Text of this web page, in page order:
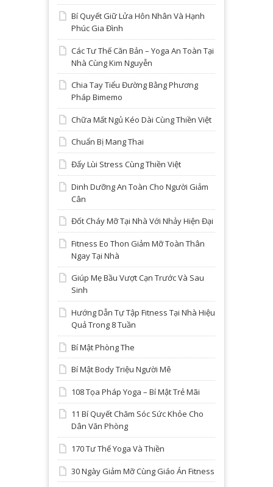
Bí Quyết Giữ Lửa Hôn Nhân Và Hạnh
Phúc Gia Đình
Các Tư Thế Căn Bản – Yoga An Toàn Tại
Nhà Cùng Kim Nguyễn
Chia Tay Tiểu Đường Bằng Phương
Pháp Bimemo
Chữa Mất Ngủ Kéo Dài Cùng Thiền Việt
Chuẩn Bị Mang Thai
Đẩy Lùi Stress Cùng Thiền Việt
Dinh Dưỡng An Toàn Cho Người Giảm
Cân
Đốt Cháy Mỡ Tại Nhà Với Nhảy Hiện Đại
Fitness Eo Thon Giảm Mỡ Toàn Thân
Ngay Tại Nhà
Giúp Mẹ Bầu Vượt Cạn Trước Và Sau
Sinh
Hướng Dẫn Tự Tập Fitness Tại Nhà Hiệu
Quả Trong 8 Tuần
Bí Mật Phòng The
Bí Mật Body Triệu Người Mê
108 Tọa Pháp Yoga – Bí Mật Trẻ Mãi
11 Bí Quyết Chăm Sóc Sức Khỏe Cho
Dân Văn Phòng
170 Tư Thế Yoga Và Thiền
30 Ngày Giảm Mỡ Cùng Giáo Án Fitness